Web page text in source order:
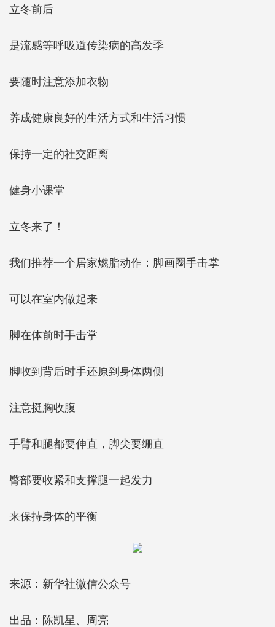
立冬前后
是流感等呼吸道传染病的高发季
要随时注意添加衣物
养成健康良好的生活方式和生活习惯
保持一定的社交距离
健身小课堂
立冬来了！
我们推荐一个居家燃脂动作：脚画圈手击掌
可以在室内做起来
脚在体前时手击掌
脚收到背后时手还原到身体两侧
注意挺胸收腹
手臂和腿都要伸直，脚尖要绷直
臀部要收紧和支撑腿一起发力
来保持身体的平衡
来源：新华社微信公众号
出品：陈凯星、周亮